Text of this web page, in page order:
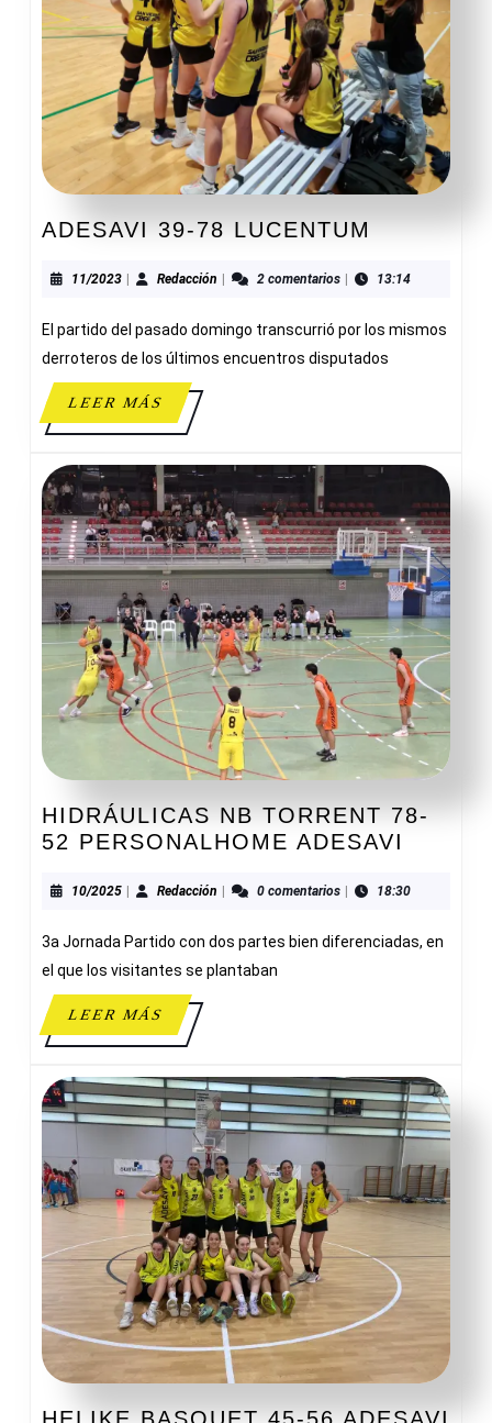
ADESAVI 39-78 LUCENTUM
78
11/202311/2023Redacción Redacción2 comentarios 13:14
El partido del pasado domingo transcurrió por los mismos
derroteros de los últimos encuentros disputados
LEER MÁSLEER
MÁS
HIDRÁULICAS NB TORRENT 78-
52 PERSONALHOME ADESAVI
52
10/202510/2025Redacción Redacción0 comentarios 18:30
3a Jornada Partido con dos partes bien diferenciadas, en
el que los visitantes se plantaban
LEER MÁSLEER
MÁS